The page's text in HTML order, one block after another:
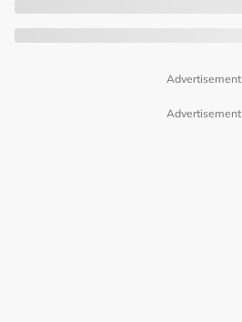
Advertisement
Advertisement